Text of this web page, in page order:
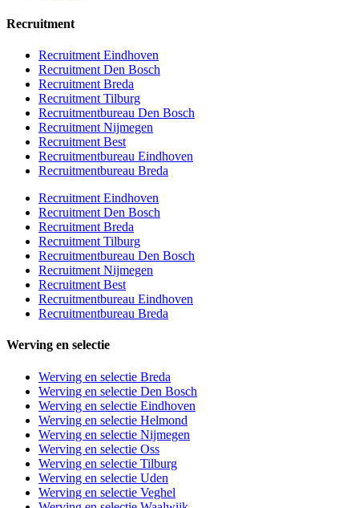
Recruitment
Recruitment Eindhoven
Recruitment Den Bosch
Recruitment Breda
Recruitment Tilburg
Recruitmentbureau Den Bosch
Recruitment Nijmegen
Recruitment Best
Recruitmentbureau Eindhoven
Recruitmentbureau Breda
Recruitment Eindhoven
Recruitment Den Bosch
Recruitment Breda
Recruitment Tilburg
Recruitmentbureau Den Bosch
Recruitment Nijmegen
Recruitment Best
Recruitmentbureau Eindhoven
Recruitmentbureau Breda
Werving en selectie
Werving en selectie Breda
Werving en selectie Den Bosch
Werving en selectie Eindhoven
Werving en selectie Helmond
Werving en selectie Nijmegen
Werving en selectie Oss
Werving en selectie Tilburg
Werving en selectie Uden
Werving en selectie Veghel